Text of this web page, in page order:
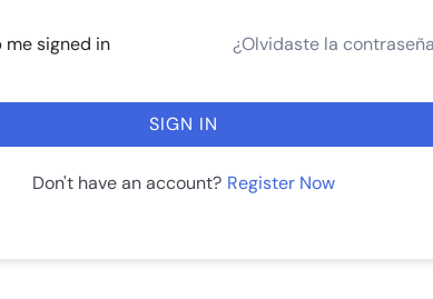
me signed in ¿Olvidaste la
SIGN IN
Don't have an account? Register Now